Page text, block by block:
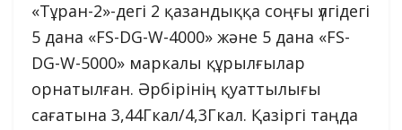
«Тұран-2»-дегі 2 қазандыққа соңғы үлгідегі
5 дана «FS-DG-W-4000» және 5 дана «FS-
DG-W-5000» маркалы құрылғылар
орнатылған. Әрбірінің қуаттылығы
сағатына 3,44Гкал/4,3Гкал. Қазіргі таңда